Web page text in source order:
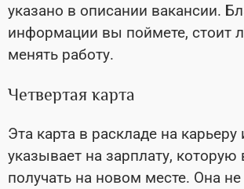
указано в описании вакансии.
информации вы поймете, стоит
менять работу.
Четвертая карта
Эта карта в раскладе на карьеру
указывает на зарплату, которую
получать на новом месте. Она